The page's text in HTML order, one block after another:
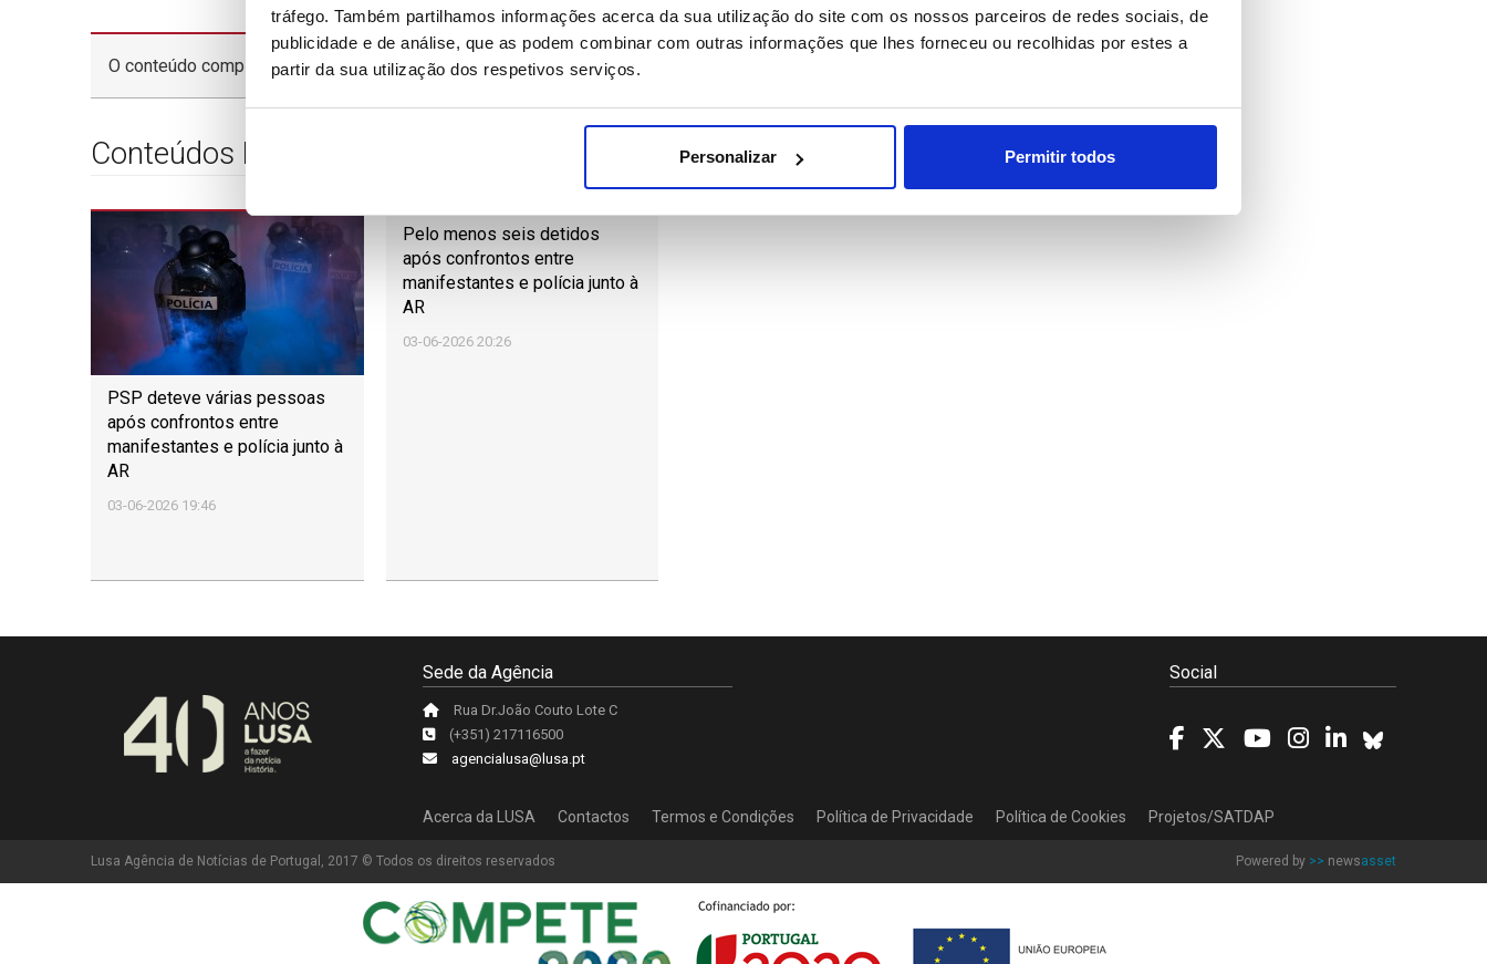
tráfego. Também partilhamos informações acerca da sua utilização do site com os nossos parceiros de redes sociais, de
publicidade e de análise, que as podem combinar com outras informações que lhes forneceu ou recolhidas por estes a
partir da sua utilização dos respetivos serviços.
Personalizar Permitir todos
O conteúdo completo está disponível apenas para Subscritores.Entrar
Conteúdos Relacionados
PSP deteve várias pessoas
após confrontos entre
manifestantes e polícia junto à
AR
03-06-2026 19:46
Pelo menos seis detidos
após confrontos entre
manifestantes e polícia junto à
AR
03-06-2026 20:26
Sede da Agência
Rua Dr.João Couto Lote C
(+351) 217116500
agencialusa@lusa.pt
Social
Acerca da LUSA Contactos Termos e Condições Política de Privacidade Política de Cookies Projetos/SATDAP
Lusa Agência de Notícias de Portugal, 2017 © Todos os direitos reservados Powered by >> newsasset